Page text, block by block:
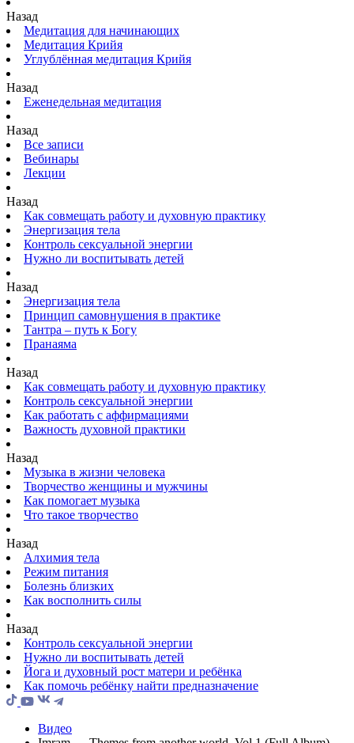
Назад
Медитация для начинающих
Медитация Крийя
Углублённая медитация Крийя
Назад
Еженедельная медитация
Назад
Все записи
Вебинары
Лекции
Назад
Как совмещать работу и духовную практику
Энергизация тела
Контроль сексуальной энергии
Нужно ли воспитывать детей
Назад
Энергизация тела
Принцип самовнушения в практике
Тантра – путь к Богу
Пранаяма
Назад
Как совмещать работу и духовную практику
Контроль сексуальной энергии
Как работать с аффирмациями
Важность духовной практики
Назад
Музыка в жизни человека
Творчество женщины и мужчины
Как помогает музыка
Что такое творчество
Назад
Алхимия тела
Режим питания
Болезнь близких
Как восполнить силы
Назад
Контроль сексуальной энергии
Нужно ли воспитывать детей
Йога и духовный рост матери и ребёнка
Как помочь ребёнку найти предназначение
Видео